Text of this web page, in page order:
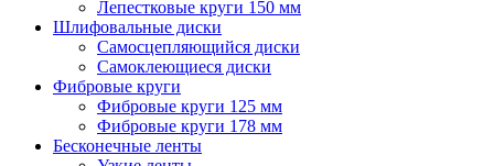
Лепестковые круги 150 мм
Шлифовальные диски
Самосцепляющийся диски
Самоклеющиеся диски
Фибровые круги
Фибровые круги 125 мм
Фибровые круги 178 мм
Бесконечные ленты